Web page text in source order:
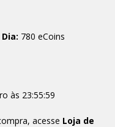
780 eCoins
às 23:55:59
acesse Loja de